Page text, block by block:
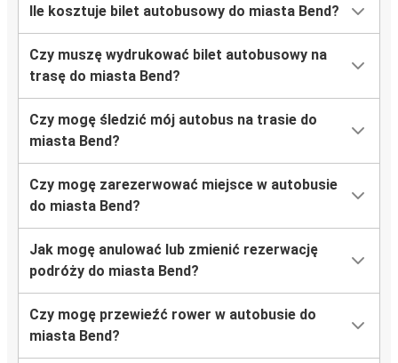
Ile kosztuje bilet autobusowy do miasta Bend?
Czy muszę wydrukować bilet autobusowy na
trasę do miasta Bend?
Czy mogę śledzić mój autobus na trasie do
miasta Bend?
Czy mogę zarezerwować miejsce w autobusie
do miasta Bend?
Jak mogę anulować lub zmienić rezerwację
podróży do miasta Bend?
Czy mogę przewieźć rower w autobusie do
miasta Bend?